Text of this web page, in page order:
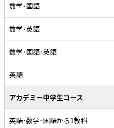
数学･国語
数学･英語
数学･国語･英語
英語
アカデミー中学生コース
英語･数学･国語から1教科